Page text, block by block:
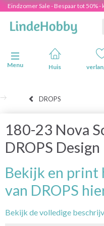
Eindzomer Sale - Bespaar tot 50% -
Navigatie in-/uitschakelen
Menu
Huis
DROPS
180-23 Nova
DROPS Design
Bekijk en print
van DROPS
Bekijk de volledige